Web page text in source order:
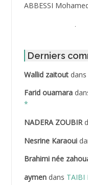
ABBESSI
ABBOUR Azzedine
ABDAT Amar
ABDEDDAIM
ABDELAZIZ
ABDELHAFID
Derniers
Wallid zaitoutdans
Farid ouamara
*
NADERA ZOUBIR
Nesrine Karaoui
Brahimi née
aymendans TAIBI